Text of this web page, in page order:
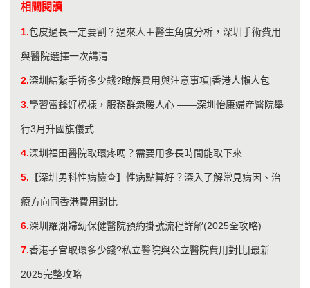
相關閱讀
1.包皮過長一定要割？過來人＋醫生角度分析，深圳手術費用
與醫院選擇一次講清
2.深圳結紮手術多少錢?瞭解費用與注意事項|香港人懶人包
3.學習雷鋒好榜樣，服務群衆暖人心 ——深圳怡康婦産醫院舉
行3月升國旗儀式
4.深圳福田醫院取環疼嗎？需要用多長時間能取下來
5. 【深圳男科性病檢查】性病點算好？深入了解常見病因、治
療方向同香港費用對比
6.深圳羅湖婦幼保健醫院預約掛號流程詳解(2025全攻略)
7.香港子宮取環多少錢?私立醫院與公立醫院費用對比|最新
2025完整攻略